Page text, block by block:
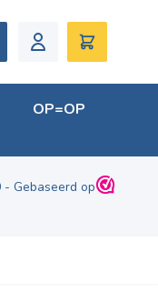
OP=OP
- Gebaseerd op